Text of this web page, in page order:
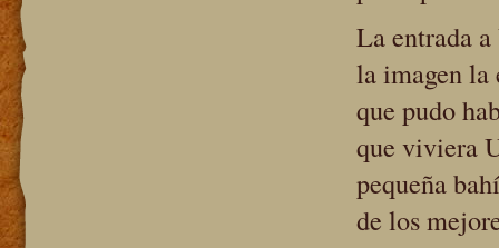
La entrada
la imagen la
que pudo
que viviera
pequeña
de los